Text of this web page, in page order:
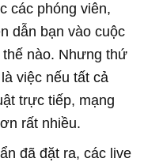
các phóng viên,
dẫn bạn vào cuộc
nào. Nhưng thứ
việc nếu tất cả
trực tiếp, mạng
rất nhiều.
đã đặt ra, các live